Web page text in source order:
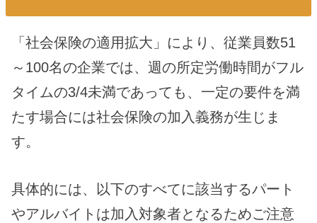
「社会保険の適用拡大」により、従業員数51
～100名の企業では、週の所定労働時間がフル
タイムの3/4未満であっても、一定の要件を満
たす場合には社会保険の加入義務が生じま
す。
具体的には、以下のすべてに該当するパート
やアルバイトは加入対象者となるためご注意